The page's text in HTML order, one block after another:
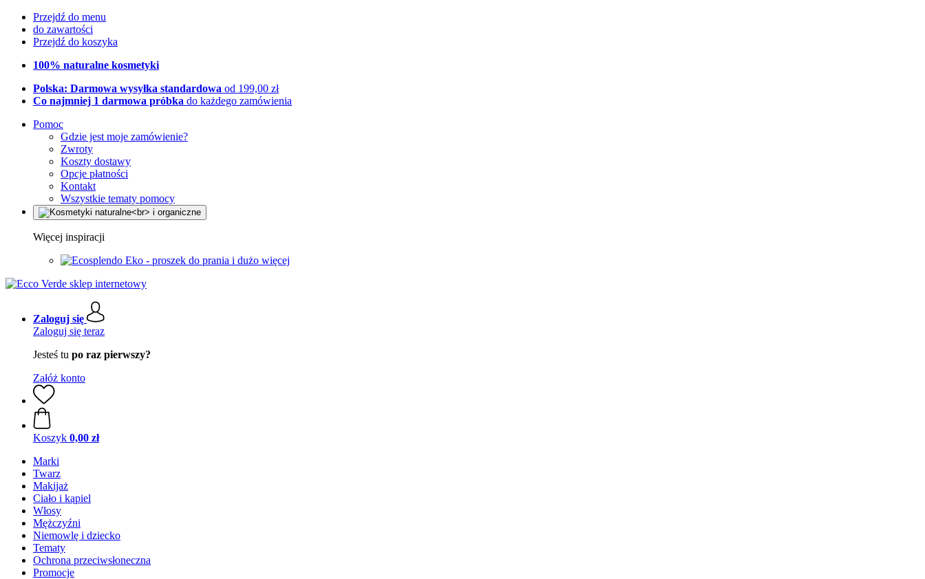
Przejdź do menu
do zawartości
Przejdź do koszyka
100% naturalne kosmetyki
Polska: Darmowa wysyłka standardowa od 199,00 zł
Co najmniej 1 darmowa próbka do każdego zamówienia
Pomoc
Gdzie jest moje zamówienie?
Zwroty
Koszty dostawy
Opcje płatności
Kontakt
Wszystkie tematy pomocy
Więcej inspiracji
Eko - proszek do prania i dużo więcej
Zaloguj się
Zaloguj się teraz
Jesteś tu po raz pierwszy?
Załóż konto
Koszyk 0,00 zł
Marki
Twarz
Makijaż
Ciało i kąpiel
Włosy
Mężczyźni
Niemowlę i dziecko
Tematy
Ochrona przeciwsłoneczna
Promocje